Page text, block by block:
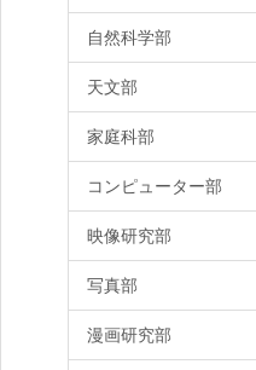
自然科学部
天文部
家庭科部
コンピューター部
映像研究部
写真部
漫画研究部